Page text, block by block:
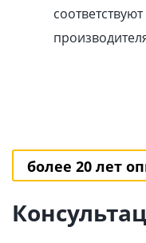
более 20 лет